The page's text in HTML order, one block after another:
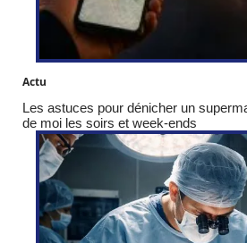
Actu
Les astuces pour dénicher un
de moi les soirs et week-ends